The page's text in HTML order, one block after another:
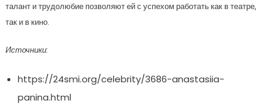
талант и трудолюбие позволяют ей с успехом работать как в театре,
так и в кино.
Источники:
https://24smi.org/celebrity/3686-anastasiia-
panina.html